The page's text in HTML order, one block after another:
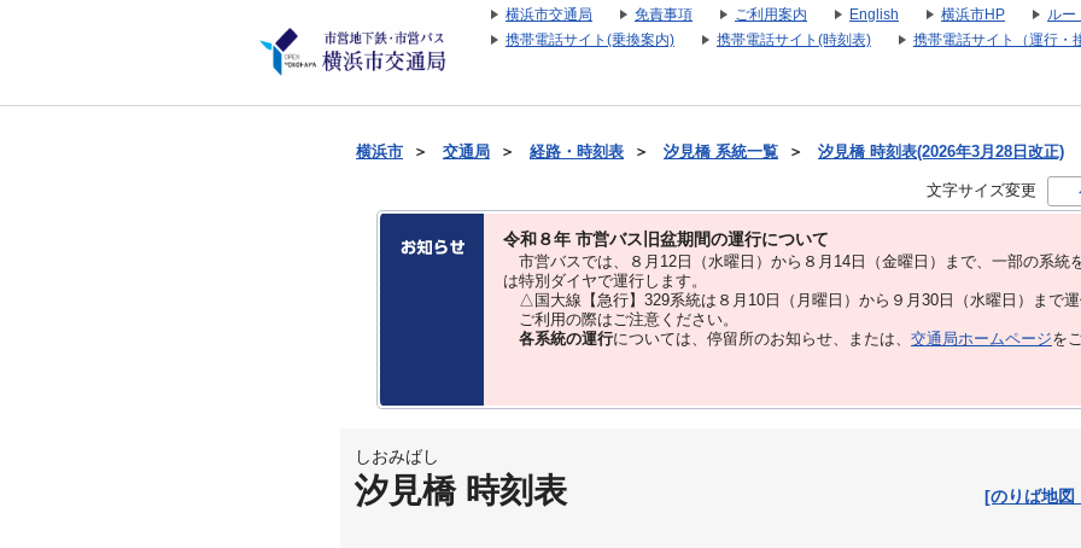
横浜市交通局 免責事項 ご利用案内 English 横浜市HP
ルー
携帯電話サイト(乗換案内)
携帯電話サイト(時刻表) 携帯電話サイト（運行・
横浜市 ＞ 交通局 ＞ 経路・時刻表 ＞ 汐見橋 系統一覧 ＞ 汐見橋 時刻表(2026年3月28日改正)
文字サイズ変更
令和８年 市営バス旧盆期間の運行について
市営バスでは、８⽉12⽇（水曜日）から８⽉14⽇（金曜日）まで、⼀部の系統
は特別ダイヤで運⾏します。
△国大線【急行】329系統は８月10日（月曜日）から９月30日（水曜日）まで
ご利用の際はご注意ください。
各系統の運行については、停留所のお知らせ、または、 交通局ホームページを
しおみばし
汐見橋 時刻表 [のりば地図